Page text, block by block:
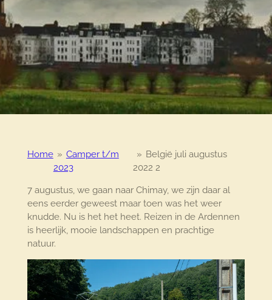
Home » Camper t/m
2023
» België juli augustus
2022 2
7 augustus, we gaan naar Chimay, we zijn daar al
eens eerder geweest maar toen was het weer
knudde. Nu is het het heet. Reizen in de Ardennen
is heerlijk, mooie landschappen en prachtige
natuur.